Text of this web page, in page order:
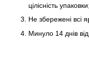
цілісність упаковки;
Не збережені всі
Минуло 14 днів